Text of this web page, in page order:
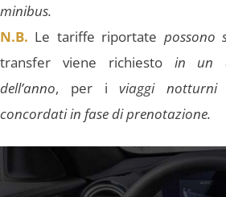
minibus.
N.B. Le tariffe riportate possono
transfer viene richiesto in un
dell’anno, per iviaggi notturni
concordati in fase di prenotazione.